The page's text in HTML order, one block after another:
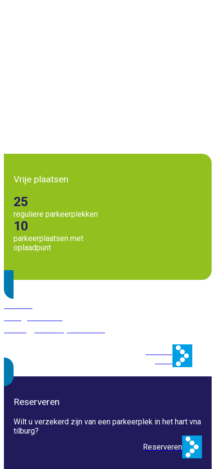
Vrije plaatsen
25
reguliere parkeerplekken
10
parkeerplaatsen met
oplaadpunt
Reserveren
Wilt u verzekerd zijn van een parkeerplek in het hart vna
tilburg?
Reserveren